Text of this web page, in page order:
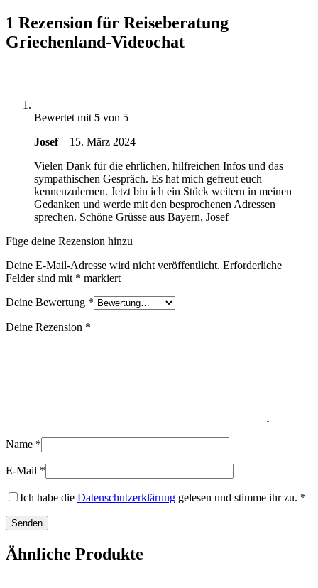
1 Rezension für Reiseberatung
Griechenland-Videochat
Bewertet mit 5 von 5
Josef– 15. März 2024
Vielen Dank für die ehrlichen, hilfreichen Infos und das
sympathischen Gespräch. Es hat mich gefreut euch
kennenzulernen. Jetzt bin ich ein Stück weitern in meinen
Gedanken und werde mit den besprochenen Adressen
sprechen. Schöne Grüsse aus Bayern, Josef
Füge deine Rezension hinzu
Deine E-Mail-Adresse wird nicht veröffentlicht. Erforderliche
Felder sind mit * markiert
Deine Bewertung *
Deine Rezension *
Name *
E-Mail *
Ich habe die Datenschutzerklärung gelesen und stimme ihr zu. *
Ähnliche Produkte